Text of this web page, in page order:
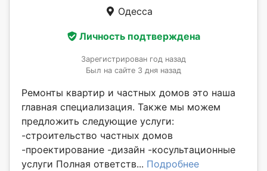
Одесса
Личность подтверждена
Зарегистрирован год назад
Был на сайте 3 дня назад
Ремонты квартир и частных домов это наша
главная специализация. Также мы можем
предложить следующие услуги:
-строительство частных домов
-проектирование -дизайн -косультационные
услуги Полная ответств... Подробнее